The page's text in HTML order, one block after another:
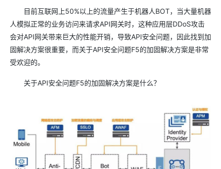
目前互联网上50%以上的流量产生于机器人BOT，当大量机器
人模拟正常的业务访问来请求API网关时，这种应用层DDoS攻击
会对API网关带来巨大的性能开销，导致API安全问题，因此找到加
固解决方案很重要，而关于API安全问题F5的加固解决方案是非常
受欢迎的。
关于API安全问题F5的加固解决方案是什么？